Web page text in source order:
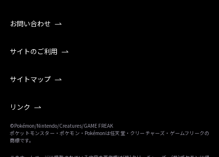
お問い合わせ
サイトのご利用
サイトマップ
リンク
©Pokémon/Nintendo/Creatures/GAME FREAK
ポケットモンスター・ポケモン・Pokémonは任天堂・クリーチャーズ・ゲームフリークの
商標です。